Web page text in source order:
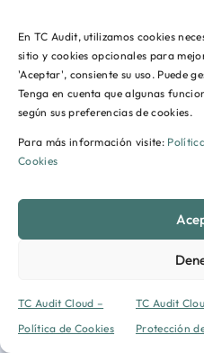
En TC Audit, utilizamos cookies
sitio y cookies opcionales para
'Aceptar', consiente su uso. Puede
Tenga en cuenta que algunas
según sus preferencias de cookies.
Para más información visite:
Cookies
TC Audit Cloud –
Política de Cookies
TC Audit
Protección